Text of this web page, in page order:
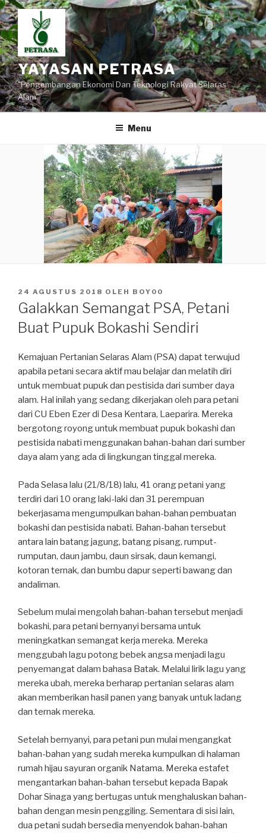
Lompat
ke
konten
YAYASAN PETRASA
"Pengembangan Ekonomi Dan Teknologi Rakyat Selaras
Alam"
Menu
DIPOSKAN
PADA
24 AGUSTUS 2018 OLEH BOY00
Galakkan Semangat PSA, Petani
Buat Pupuk Bokashi Sendiri
Kemajuan Pertanian Selaras Alam (PSA) dapat terwujud
apabila petani secara aktif mau belajar dan melatih diri
untuk membuat pupuk dan pestisida dari sumber daya
alam. Hal inilah yang sedang dikerjakan oleh para petani
dari CU Eben Ezer di Desa Kentara, Laeparira. Mereka
bergotong royong untuk membuat pupuk bokashi dan
pestisida nabati menggunakan bahan-bahan dari sumber
daya alam yang ada di lingkungan tinggal mereka.
Pada Selasa lalu (21/8/18) lalu, 41 orang petani yang
terdiri dari 10 orang laki-laki dan 31 perempuan
bekerjasama mengumpulkan bahan-bahan pembuatan
bokashi dan pestisida nabati. Bahan-bahan tersebut
antara lain batang jagung, batang pisang, rumput-
rumputan, daun jambu, daun sirsak, daun kemangi,
kotoran ternak, dan bumbu dapur seperti bawang dan
andaliman.
Sebelum mulai mengolah bahan-bahan tersebut menjadi
bokashi, para petani bernyanyi bersama untuk
meningkatkan semangat kerja mereka. Mereka
menggubah lagu potong bebek angsa menjadi lagu
penyemangat dalam bahasa Batak. Melalui lirik lagu yang
mereka ubah, mereka berharap pertanian selaras alam
akan memberikan hasil panen yang banyak untuk ladang
dan ternak mereka.
Setelah bernyanyi, para petani pun mulai mengangkat
bahan-bahan yang sudah mereka kumpulkan di halaman
rumah hijau sayuran organik Natama. Mereka estafet
mengantarkan bahan-bahan tersebut kepada Bapak
Dohar Sinaga yang bertugas untuk menghaluskan bahan-
bahan dengan mesin penggiling. Sementara di sisi lain,
dua petani sudah bersedia menyendok bahan-bahan